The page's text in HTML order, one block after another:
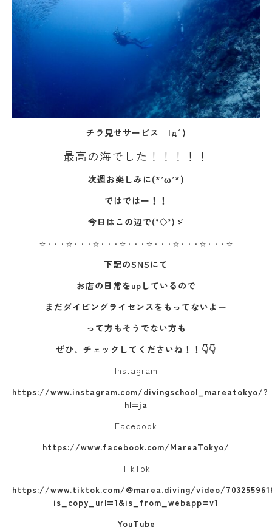
チラ見せサービス |дﾟ)
最高の海でした！！！！！
次週お楽しみに(*’ω’*)
ではではー！！
今日はこの辺で(‘◇’)ゞ
☆・・・☆・・・☆・・・☆・・・☆・・・☆・・・☆・・・☆
下記のSNSにて
お店の日常をupしているので
まだダイビングライセンスをもってないよー
って方もそうでない方も
ぜひ、チェックしてくださいね！！👇👇
Instagram
https://www.instagram.com/divingschool_mareatokyo/?
hl=ja
Facebook
https://www.facebook.com/MareaTokyo/
TikTok
https://www.tiktok.com/@marea.diving/video/
is_copy_url=1&is_from_webapp=v1
YouTube